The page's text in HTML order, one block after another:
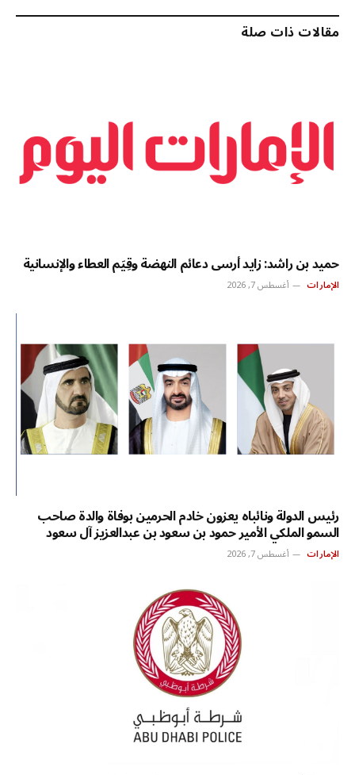
مقالات ذات صلة
حميد بن راشد: زايد أرسى دعائم النهضة وقِيَم العطاء والإنسانية
الإمارات أغسطس 7, 2026
رئيس الدولة ونائباه يعزون خادم الحرمين بوفاة والدة صاحب
السمو الملكي الأمير حمود بن سعود بن عبدالعزيز آل سعود
الإمارات أغسطس 7, 2026